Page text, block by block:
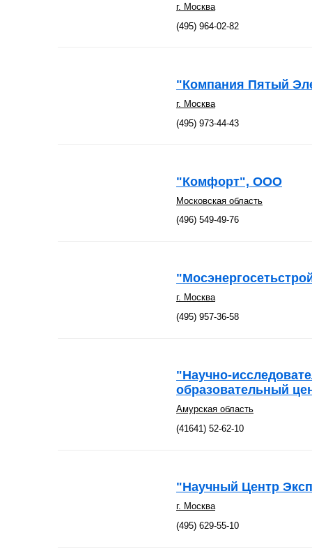
г. Москва
(495) 964-02-82
"Компания Пятый
г. Москва
(495) 973-44-43
"Комфорт", ООО
Московская область
(496) 549-49-76
г. Москва
(495) 957-36-58
"Научно-
образовательный
Амурская область
(41641) 52-62-10
"Научный Центр
г. Москва
(495) 629-55-10